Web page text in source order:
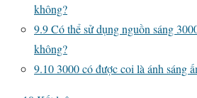
không?
9.9Có thể sử dụng nguồn sáng
không?
9.103000 có được coi là ánh sáng